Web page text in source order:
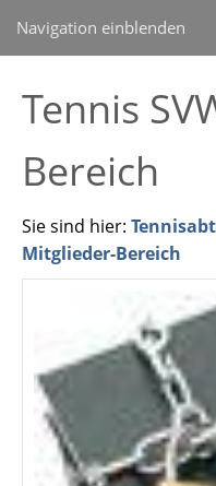
Navigation einblenden
Tennis
Bereich
Sie sind hier:
Mitglieder-Bereich